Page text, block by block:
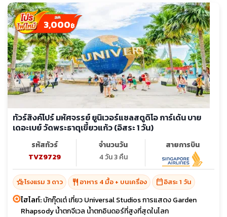
3,000฿
ทัวร์สิงค์โปร์ มหัศจรรย์ ยูนิเวอร์แซลสตูดิโอ การ์เด้น บาย
เดอะเบย์ วัดพระธาตุเขี้ยวแก้ว (อิสระ 1 วัน)
รหัสทัวร์
TVZ9729
จำนวนวัน
4 วัน 3 คืน
สายการบิน
hotel_classโรงแรม 3 ดาว restaurant อาหาร 4 มื้อ + บนเครื่อง calendar_todayอิสระ 1 วัน
ไฮไลท์:บักกุ๊ดเต๋ เที่ยว Universal Studios การแสดง Garden
Rhapsody น้ำตกจีเวล น้ำตกอินดอร์ที่สูงที่สุดในโลก